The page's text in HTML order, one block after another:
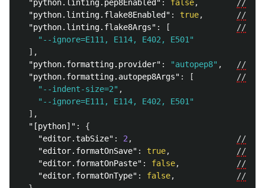
"python.linting.pep8Enabled" : false, //
"python.linting.flake8Enabled" : true, //
"python.linting.flake8Args" : [ //
"--ignore=E111, E114, E402, E501"
],
"python.formatting.provider" : "autopep8" , //
"python.formatting.autopep8Args" : [ //
"--indent-size=2" ,
"--ignore=E111, E114, E402, E501"
],
"[python]" :
{
"editor.tabSize" : 2 , //
"editor.formatOnSave" : true, //
"editor.formatOnPaste" : false, //
"editor.formatOnType" : false, //